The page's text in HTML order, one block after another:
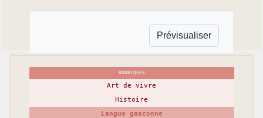
RUBRIQUES
Art de vivre
Histoire
Langue gasconne